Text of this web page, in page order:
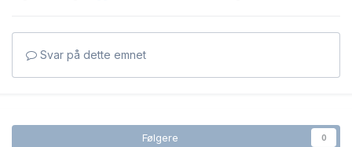
Svar på dette emnet
Følgere 0